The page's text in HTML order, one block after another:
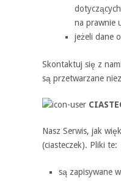
na prawnie
jeżeli dane
Skontaktuj się z
są przetwarzane
Nasz Serwis, jak
(ciasteczek). Pliki te:
są zapisywane